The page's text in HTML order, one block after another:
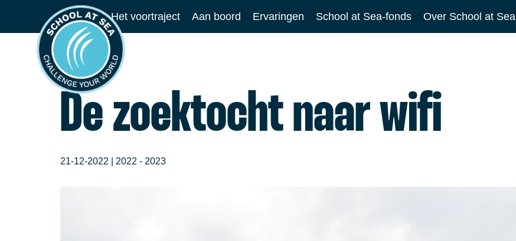
de
School
at
Sea
Het voortraject Aan boord Ervaringen School at Sea-fonds Over School at Sea
De zoektocht naar wifi
21-12-2022 | 2022 - 2023